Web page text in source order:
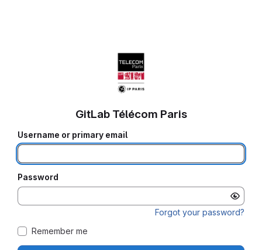
GitLab Télécom Paris
Username or primary email
Password
Forgot your password?
Remember me